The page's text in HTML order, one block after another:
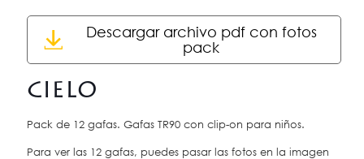
Descargar archivo pdf con fotos
pack
CIELO
Pack de 12 gafas. Gafas TR90 con clip-on para niños.
Para ver las 12 gafas, puedes pasar las fotos en la imagen